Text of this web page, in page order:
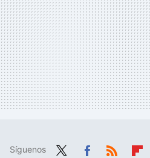
Síguenos